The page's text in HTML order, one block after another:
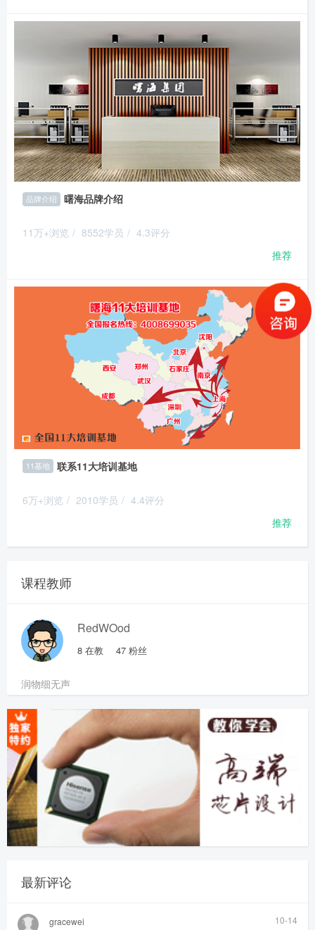
品牌介绍 曙海品牌介绍
11万+浏览 / 8552学员 / 4.3评分
推荐
11基地 联系11大培训基地
6万+浏览 / 2010学员 / 4.4评分
推荐
课程教师
RedWOod
8 在教 47 粉丝
润物细无声
最新评论
gracewei 10-14